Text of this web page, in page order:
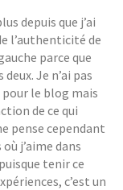
depuis que j’ai
l’authenticité de
parce que
Je n’ai pas
le blog mais
de ce qui
pense cependant
j’aime dans
tenir ce
c’est un